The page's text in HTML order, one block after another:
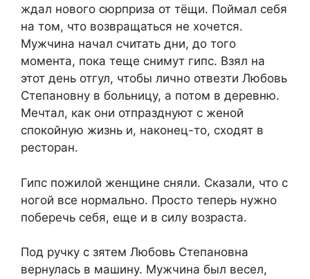
ждал нового сюрприза от тёщи. Поймал себя
на том, что возвращаться не хочется.
Мужчина начал считать дни, до того
момента, пока теще снимут гипс. Взял на
этот день отгул, чтобы лично отвезти Любовь
Степановну в больницу, а потом в деревню.
Мечтал, как они отпразднуют с женой
спокойную жизнь и, наконец-то, сходят в
ресторан.
Гипс пожилой женщине сняли. Сказали, что с
ногой все нормально. Просто теперь нужно
поберечь себя, еще и в силу возраста.
Под ручку с зятем Любовь Степановна
вернулась в машину. Мужчина был весел,